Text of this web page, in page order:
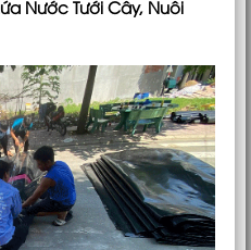
Nước Tưới Cây, Nuôi